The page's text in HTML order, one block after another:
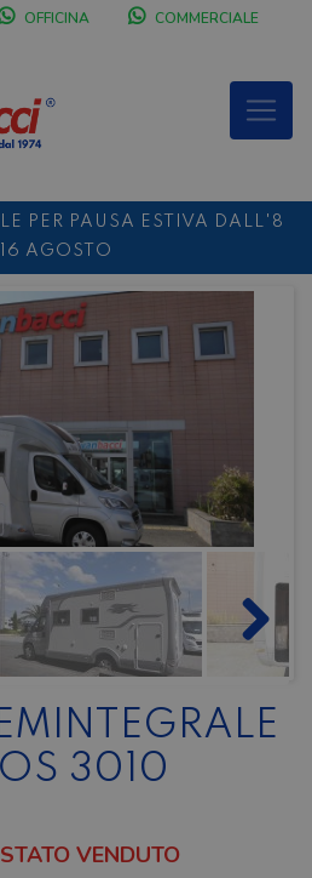
OFFICINA
COMMERCIALE
PER PAUSA ESTIVA DALL'8
AGOSTO
AGOSTO SIAMO CHIUSI IL
POMERIGGIO
ENTRO IL 31.08PER I
3010
VENDUTO